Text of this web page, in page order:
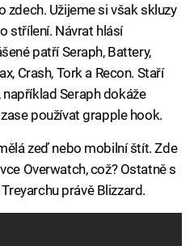
zdech. Užijeme si však skluzy
střílení. Návrat hlásí
patří Seraph, Battery,
Crash, Tork a Recon. Staří
Seraph dokáže
používat grapple hook.
zeď nebo mobilní štít. Zde
Overwatch, což? Ostatně s
právě Blizzard.